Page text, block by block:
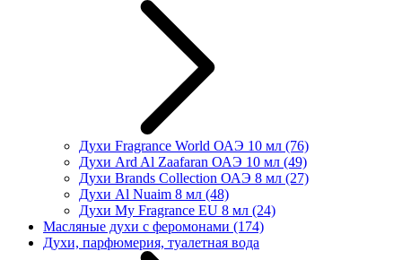
Духи Fragrance World ОАЭ 10 мл (76)
Духи Ard Al Zaafaran ОАЭ 10 мл (49)
Духи Brands Collection ОАЭ 8 мл (27)
Духи Al Nuaim 8 мл (48)
Духи My Fragrance EU 8 мл (24)
Масляные духи с феромонами (174)
Духи, парфюмерия, туалетная вода